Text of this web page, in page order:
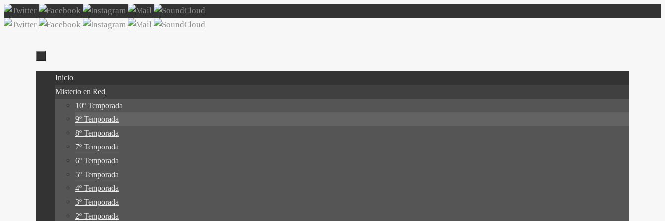
Ir
al
contenido
Inicio
Misterio en Red
10º Temporada
9º Temporada
8º Temporada
7º Temporada
6º Temporada
5º Temporada
4º Temporada
3º Temporada
2º Temporada